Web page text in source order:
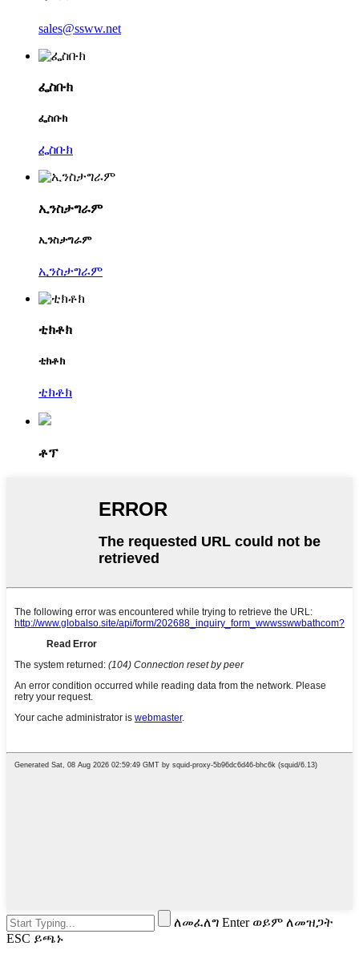
sales@ssww.net
ፌስቡክ
ፌስቡክ
ፌስቡክ
ኢንስታግራም
ኢንስታግራም
ኢንስታግራም
ቲክቶክ
ቲክቶክ
ቲክቶክ
ቶፕ
ለመፈለግ Enter ወይም ለመዝጋት
ESC ይጫኑ